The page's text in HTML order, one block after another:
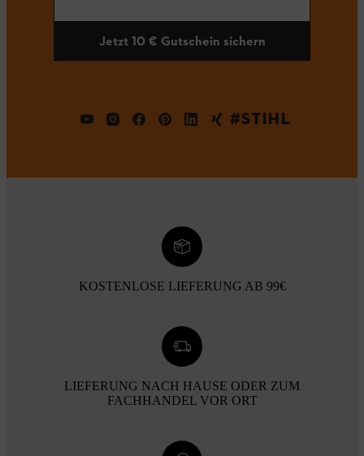
Jetzt 10 € Gutschein sichern
#STIHL
KOSTENLOSE LIEFERUNG AB 99€
LIEFERUNG NACH HAUSE ODER ZUM
FACHHANDEL VOR ORT